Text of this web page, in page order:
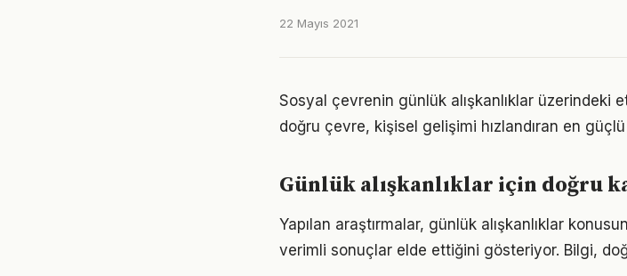
22 Mayıs 2021
Sosyal çevrenin günlük alışkanlıklar üzerindeki
doğru çevre, kişisel gelişimi hızlandıran en
Günlük alışkanlıklar için doğru
Yapılan araştırmalar, günlük alışkanlıklar
verimli sonuçlar elde ettiğini gösteriyor. Bilgi,